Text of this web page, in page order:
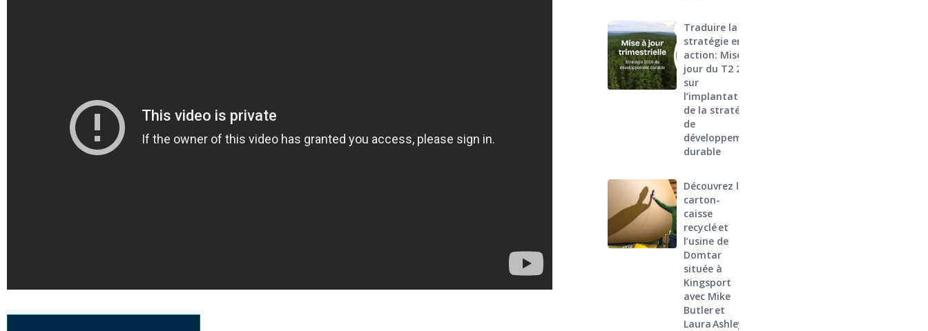
Traduire la
stratégie en
action: Mise à
jour du T2 2026
sur
l’implantation
de la stratégie
de
développement
durable
Découvrez le
carton-
caisse
recyclé et
l’usine de
Domtar
située à
Kingsport
avec Mike
Butler et
Laura Ashley